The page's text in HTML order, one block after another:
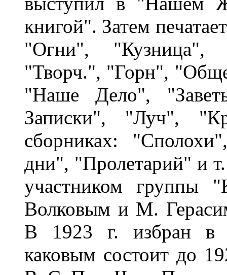
книгой". Затем
"Огни", "Кузница",
"Творч.", "Горн",
"Наше Дело",
Записки", "Луч",
сборниках:
дни", "Пролетарий" и
участником
Волковым и М.
В 1923 г. избран в
каковым состоит до